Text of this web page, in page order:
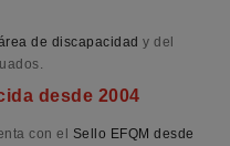
de discapacidad y del
desde 2004
con el
Sello EFQM desde